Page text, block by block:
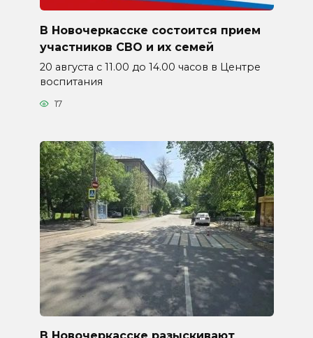
В Новочеркасске состоится прием
участников СВО и их семей
20 августа с 11.00 до 14.00 часов в Центре
воспитания
17